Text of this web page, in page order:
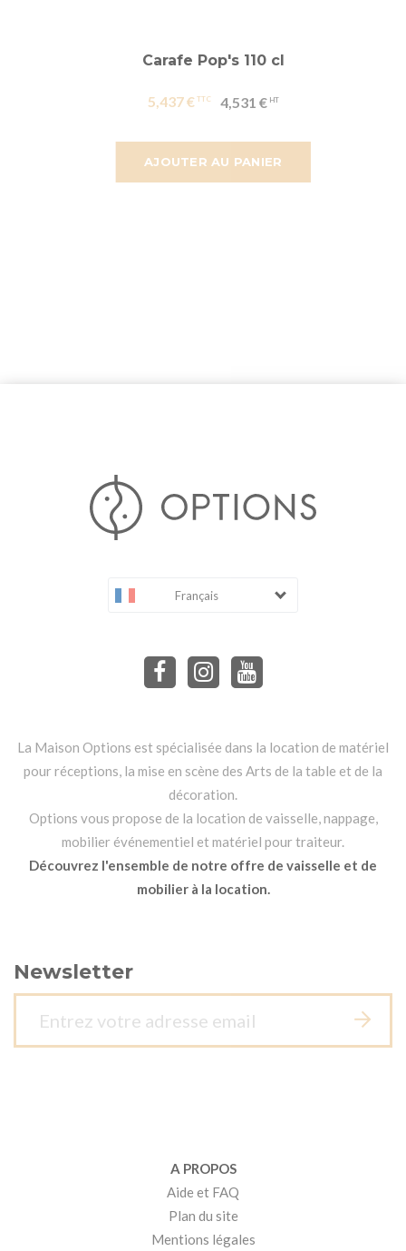
AJOUTER AU PANIER
Carafe Pop's 110 cl
5,437 € 4,531 €
Français
La Maison Options est spécialisée dans la location de matériel
pour réceptions, la mise en scène des Arts de la table et de la
décoration.
Options vous propose de la location de vaisselle, nappage,
mobilier événementiel et matériel pour traiteur.
Découvrez l'ensemble de notre offre de vaisselle et de
mobilier à la location.
Newsletter
A PROPOS
Aide et FAQ
Plan du site
Mentions légales